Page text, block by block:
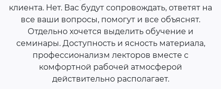
клиента. Нет. Вас будут сопровождать, ответят на
все ваши вопросы, помогут и все объяснят.
Отдельно хочется выделить обучение и
семинары. Доступность и ясность материала,
профессионализм лекторов вместе с
комфортной рабочей атмосферой
действительно располагает.